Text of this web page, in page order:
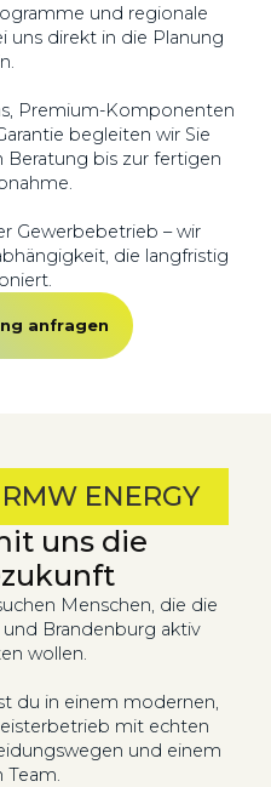
und regionale
uns direkt in die Planung
Premium-Komponenten
begleiten wir Sie
Beratung bis zur fertigen
Gewerbebetrieb – wir
die langfristig
anfragen
ENERGY
uns die
Menschen, die die
Brandenburg aktiv
wollen.
du in einem modernen,
mit echten
und einem
Team.